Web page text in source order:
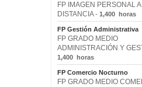
FP IMAGEN PERSONAL A
DISTANCIA - 1,400 horas
FP Gestión Administrativa
FP GRADO MEDIO
ADMINISTRACIÓN Y
1,400 horas
FP Comercio Nocturno
FP GRADO MEDIO